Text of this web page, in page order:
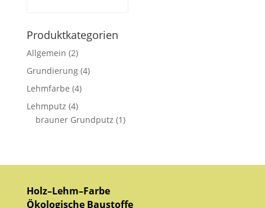
Produktkategorien
Allgemein (2)
Grundierung (4)
Lehmfarbe (4)
Lehmputz (4)
brauner Grundputz (1)
Holz–Lehm–Farbe
Ökologische Baustoffe